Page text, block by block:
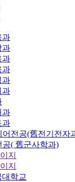
과
과
과
과
과
과
과
과
어전공(舊전기전자
공( 舊군사학과)
지
지
학교